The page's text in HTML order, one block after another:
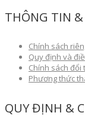
THÔNG TIN
Chính sách
Quy định và
Chính sách đổi
Phương thức
QUY ĐỊNH &